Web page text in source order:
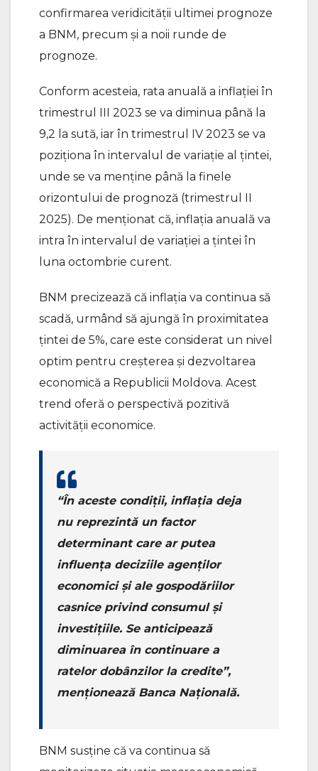
confirmarea veridicității ultimei prognoze
a BNM, precum și a noii runde de
prognoze.
Conform acesteia, rata anuală a inflației în
trimestrul III 2023 se va diminua până la
9,2 la sută, iar în trimestrul IV 2023 se va
poziționa în intervalul de variație al țintei,
unde se va menține până la finele
orizontului de prognoză (trimestrul II
2025). De menționat că, inflația anuală va
intra în intervalul de variației a țintei în
luna octombrie curent.
BNM precizează că inflația va continua să
scadă, urmând să ajungă în proximitatea
țintei de 5%, care este considerat un nivel
optim pentru creşterea şi dezvoltarea
economică a Republicii Moldova. Acest
trend oferă o perspectivă pozitivă
activității economice.
“În aceste condiții, inflația deja
nu reprezintă un factor
determinant care ar putea
influența deciziile agenților
economici și ale gospodăriilor
casnice privind consumul și
investițiile. Se anticipează
diminuarea în continuare a
ratelor dobânzilor la credite”,
menţionează Banca Națională.
BNM susţine că va continua să